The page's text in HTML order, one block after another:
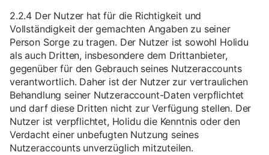
2.2.4 Der Nutzer hat für die Richtigkeit und
Vollständigkeit der gemachten Angaben zu seiner
Person Sorge zu tragen. Der Nutzer ist sowohl Holidu
als auch Dritten, insbesondere dem Drittanbieter,
gegenüber für den Gebrauch seines Nutzeraccounts
verantwortlich. Daher ist der Nutzer zur vertraulichen
Behandlung seiner Nutzeraccount-Daten verpflichtet
und darf diese Dritten nicht zur Verfügung stellen. Der
Nutzer ist verpflichtet, Holidu die Kenntnis oder den
Verdacht einer unbefugten Nutzung seines
Nutzeraccounts unverzüglich mitzuteilen.